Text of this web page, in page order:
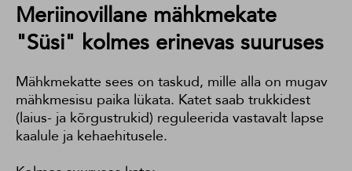
Meriinovillane mähkmekate
"Süsi" kolmes erinevas suuruses
Mähkmekatte sees on taskud, mille alla on mugav
mähkmesisu paika lükata. Katet saab trukkidest
(laius- ja kõrgustrukid) reguleerida vastavalt lapse
kaalule ja kehaehitusele.